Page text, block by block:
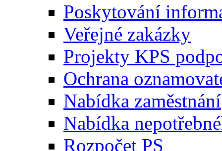
Poskytování
Veřejné zakázky
Projekty KPS
Ochrana
Nabídka zaměstnání
Nabídka
Rozpočet PS